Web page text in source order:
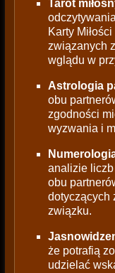
Tarot
Karty
związanych
wglądu w
Astrologia
obu
zgodności
wyzwania i
analizie
obu
dotyczących
związku.
że potrafią
udzielać